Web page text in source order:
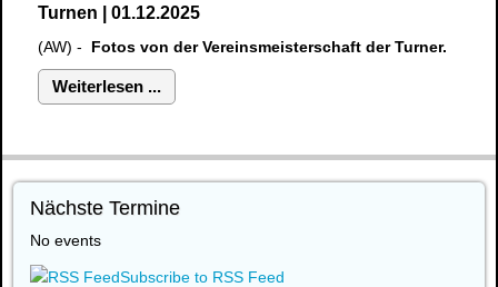
Turnen | 01.12.2025
(AW) - Fotos von der Vereinsmeisterschaft der Turner.
Weiterlesen ...
Nächste Termine
No events
Subscribe to RSS Feed